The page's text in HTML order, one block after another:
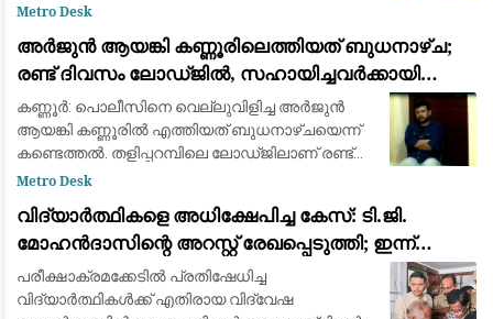
പീഡിപ്പിച്ച കേസ്സിലെ പ്രതിക്ക് പോലീസിന്റെ
Metro Desk
അർജുൻ ആയങ്കി കണ്ണൂരിലെത്തിയത് ബുധനാഴ്ച;
രണ്ട് ദിവസം ലോഡ്ജിൽ, സഹായിച്ചവർക്കായി
തിരച്ചിൽ
കണ്ണൂർ: പൊലീസിനെ വെല്ലുവിളിച്ച അർജുൻ
ആയങ്കി കണ്ണൂരിൽ എത്തിയത് ബുധനാഴ്ചയെന്ന്
കണ്ടെത്തൽ. തളിപ്പറമ്പിലെ ലോഡ്ജിലാണ് രണ്ട്
ദിവസം തങ്ങിയത്. സുഹൃത്ത് പ്രണവും ബന്ധു
Metro Desk
വിദ്യാർത്ഥികളെ അധിക്ഷേപിച്ച കേസ്: ടി.ജി.
മോഹൻദാസിന്റെ അറസ്റ്റ് രേഖപ്പെടുത്തി; ഇന്ന്
കോടതിയിൽ ഹാജരാക്കും
പരീക്ഷാക്രമക്കേടില്‍ പ്രതിഷേധിച്ച
വിദ്യാര്‍ത്ഥികള്‍ക്ക് എതിരായ വിദ്വേഷ